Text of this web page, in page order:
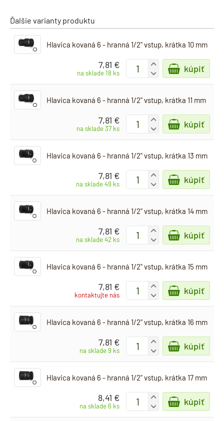
Ďalšie varianty produktu
Hlavica kovaná 6 - hranná 1/2" vstup, krátka 10 mm
7,81 €
na sklade 18 ks
+
-
kúpiť
Hlavica kovaná 6 - hranná 1/2" vstup, krátka 11 mm
7,81 €
na sklade 37 ks
+
-
kúpiť
Hlavica kovaná 6 - hranná 1/2" vstup, krátka 13 mm
7,81 €
na sklade 49 ks
+
-
kúpiť
Hlavica kovaná 6 - hranná 1/2" vstup, krátka 14 mm
7,81 €
na sklade 42 ks
+
-
kúpiť
Hlavica kovaná 6 - hranná 1/2" vstup, krátka 15 mm
7,81 €
kontaktujte nás
+
-
kúpiť
Hlavica kovaná 6 - hranná 1/2" vstup, krátka 16 mm
7,81 €
na sklade 9 ks
+
-
kúpiť
Hlavica kovaná 6 - hranná 1/2" vstup, krátka 17 mm
8,41 €
na sklade 6 ks
+
-
kúpiť